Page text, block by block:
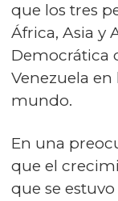
que los tres
África, Asia y
Democrática
Venezuela
mundo.
En una
que el
que se